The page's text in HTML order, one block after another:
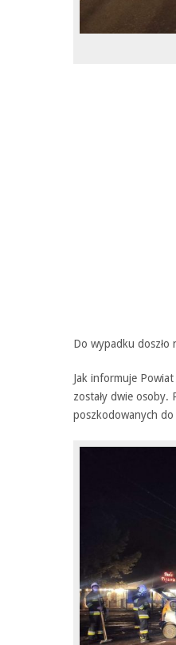
Do wypadku
Jak informuje
zostały dwie osoby.
poszkodowanych do